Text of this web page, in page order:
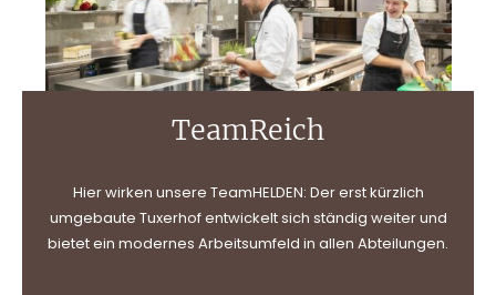
TeamReich
Hier wirken unsere TeamHELDEN: Der erst kürzlich
umgebaute Tuxerhof entwickelt sich ständig weiter und
bietet ein modernes Arbeitsumfeld in allen Abteilungen.